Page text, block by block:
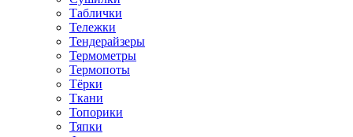
Таблички
Тележки
Тендерайзеры
Термометры
Термопоты
Тёрки
Ткани
Топорики
Тяпки